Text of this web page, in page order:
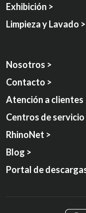
Exhibición >
Limpieza y Lavado >
Nosotros >
Contacto >
Atención a clientes
Centros de servicio
RhinoNet >
Blog >
Portal de